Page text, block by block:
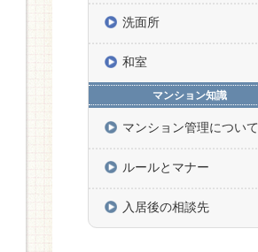
洗面所
和室
マンション知識
マンション管理について
ルールとマナー
入居後の相談先